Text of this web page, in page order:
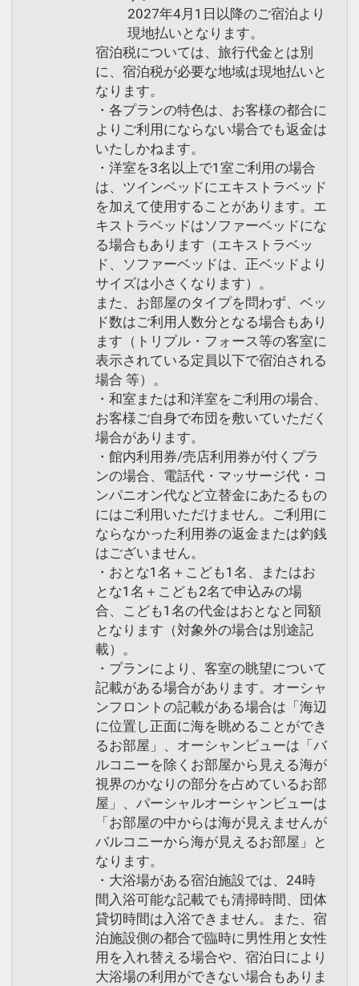
2027年4月1日以降のご宿泊より
現地払いとなります。
宿泊税については、旅行代金とは別
に、宿泊税が必要な地域は現地払いと
なります。
・各プランの特色は、お客様の都合に
よりご利用にならない場合でも返金は
いたしかねます。
・洋室を3名以上で1室ご利用の場合
は、ツインベッドにエキストラベッド
を加えて使用することがあります。エ
キストラベッドはソファーベッドにな
る場合もあります（エキストラベッ
ド、ソファーベッドは、正ベッドより
サイズは小さくなります）。
また、お部屋のタイプを問わず、ベッ
ド数はご利用人数分となる場合もあり
ます（トリプル・フォース等の客室に
表示されている定員以下で宿泊される
場合 等）。
・和室または和洋室をご利用の場合、
お客様ご自身で布団を敷いていただく
場合があります。
・館内利用券/売店利用券が付くプラ
ンの場合、電話代・マッサージ代・コ
ンパニオン代など立替金にあたるもの
にはご利用いただけません。ご利用に
ならなかった利用券の返金または釣銭
はございません。
・おとな1名＋こども1名、またはお
とな1名＋こども2名で申込みの場
合、こども1名の代金はおとなと同額
となります（対象外の場合は別途記
載）。
・プランにより、客室の眺望について
記載がある場合があります。オーシャ
ンフロントの記載がある場合は「海辺
に位置し正面に海を眺めることができ
るお部屋」、オーシャンビューは「バ
ルコニーを除くお部屋から見える海が
視界のかなりの部分を占めているお部
屋」、パーシャルオーシャンビューは
「お部屋の中からは海が見えませんが
バルコニーから海が見えるお部屋」と
なります。
・大浴場がある宿泊施設では、24時
間入浴可能な記載でも清掃時間、団体
貸切時間は入浴できません。また、宿
泊施設側の都合で臨時に男性用と女性
用を入れ替える場合や、宿泊日により
大浴場の利用ができない場合もありま